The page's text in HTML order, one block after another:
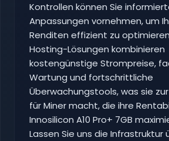
Kontrollen können Sie
Anpassungen vornehmen, um
Renditen effizient zu
Hosting-Lösungen kombinieren
kostengünstige Strompreise,
Wartung und fortschrittliche
Überwachungstools, was sie
für Miner macht, die ihre
Innosilicon A10 Pro+ 7GB
Lassen Sie uns die Infrastruktur